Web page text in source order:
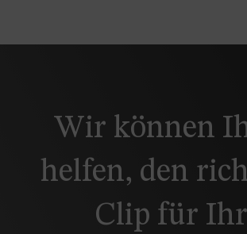
Wir können
helfen, den
Clip für